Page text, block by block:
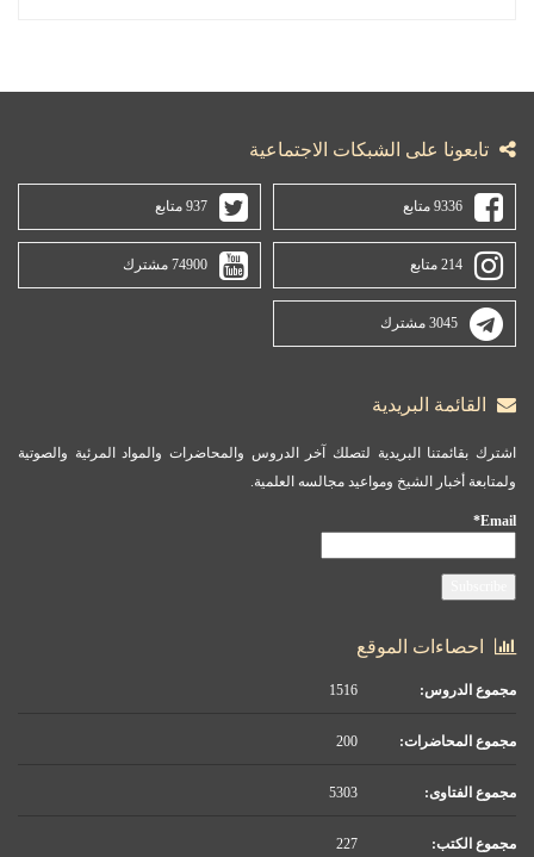
تابعونا على الشبكات الاجتماعية
9336 متابع 937 متابع
214 متابع 74900 مشترك
3045 مشترك
القائمة البريدية
اشترك بقائمتنا البريدية لتصلك آخر الدروس والمحاضرات والمواد المرئية والصوتية
ولمتابعة أخبار الشيخ ومواعيد مجالسه العلمية.
Email*
احصاءات الموقع
مجموع الدروس:
مجموع المحاضرات:
مجموع الفتاوى:
مجموع الكتب: